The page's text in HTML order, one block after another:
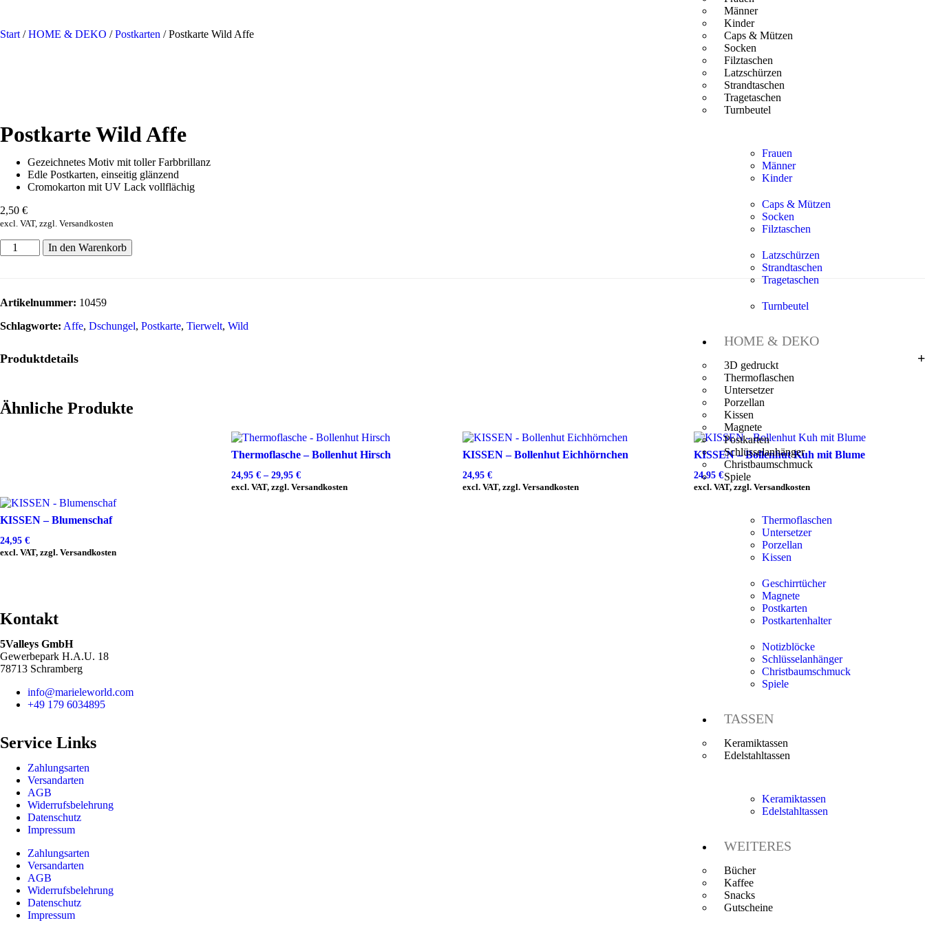
Männer
Kinder
Caps & Mützen
Socken
Filztaschen
Latzschürzen
Strandtaschen
Tragetaschen
Turnbeutel
Frauen
Männer
Kinder
Caps & Mützen
Socken
Filztaschen
Latzschürzen
Strandtaschen
Tragetaschen
Turnbeutel
HOME & DEKO
3D gedruckt
Thermoflaschen
Untersetzer
Porzellan
Kissen
Magnete
Postkarten
Schlüsselanhänger
Christbaumschmuck
Spiele
Thermoflaschen
Untersetzer
Porzellan
Kissen
Geschirrtücher
Magnete
Postkarten
Postkartenhalter
Notizblöcke
Schlüsselanhänger
Christbaumschmuck
Spiele
TASSEN
Keramiktassen
Edelstahltassen
Keramiktassen
Edelstahltassen
WEITERES
Bücher
Kaffee
Snacks
Gutscheine
Start /HOME & DEKO /Postkarten / Postkarte Wild Affe
Postkarte Wild Affe
Gezeichnetes Motiv mit toller Farbbrillanz
Edle Postkarten, einseitig glänzend
Cromokarton mit UV Lack vollflächig
2,50 €
excl. VAT, zzgl. Versandkosten
In den Warenkorb
Artikelnummer: 10459
Schlagworte: Affe, Dschungel, Postkarte, Tierwelt, Wild
Produktdetails
Ähnliche Produkte
Thermoflasche – Bollenhut Hirsch
24,95 € – 29,95 €
excl. VAT, zzgl. Versandkosten
KISSEN – Bollenhut Eichhörnchen
24,95 €
excl. VAT, zzgl. Versandkosten
KISSEN – Bollenhut Kuh mit Blume
24,95 €
excl. VAT, zzgl. Versandkosten
KISSEN – Blumenschaf
24,95 €
excl. VAT, zzgl. Versandkosten
Kontakt
5Valleys GmbH
Gewerbepark H.A.U. 18
78713 Schramberg
info@marieleworld.com
+49 179 6034895
Service Links
Zahlungsarten
Versandarten
AGB
Widerrufsbelehrung
Datenschutz
Impressum
Zahlungsarten
Versandarten
AGB
Widerrufsbelehrung
Datenschutz
Impressum